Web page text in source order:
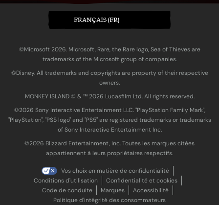
FRANÇAIS (FR)
©Microsoft 2026. Microsoft, Rare, the Rare logo, Sea of Thieves are
trademarks of the Microsoft group of companies.
©Disney. All trademarks and copyrights are property of their respective
owners.
MONKEY ISLAND © & ™ 20‍26 Lucasfilm Ltd. All rights reserved.
©2026 Sony Interactive Entertainment LLC. "PlayStation Family Mark",
"PlayStation", "PS5 logo" and "PS5" are registered trademarks or trademarks
of Sony Interactive Entertainment Inc.
©2026 Blizzard Entertainment, Inc. Toutes les marques citées
appartiennent à leurs propriétaires respectifs.
Vos choix en matière de confidentialité
Conditions d'utilisation
Confidentialité et cookies
Code de conduite
Marques
Accessibilité
Politique d'intégrité des consommateurs